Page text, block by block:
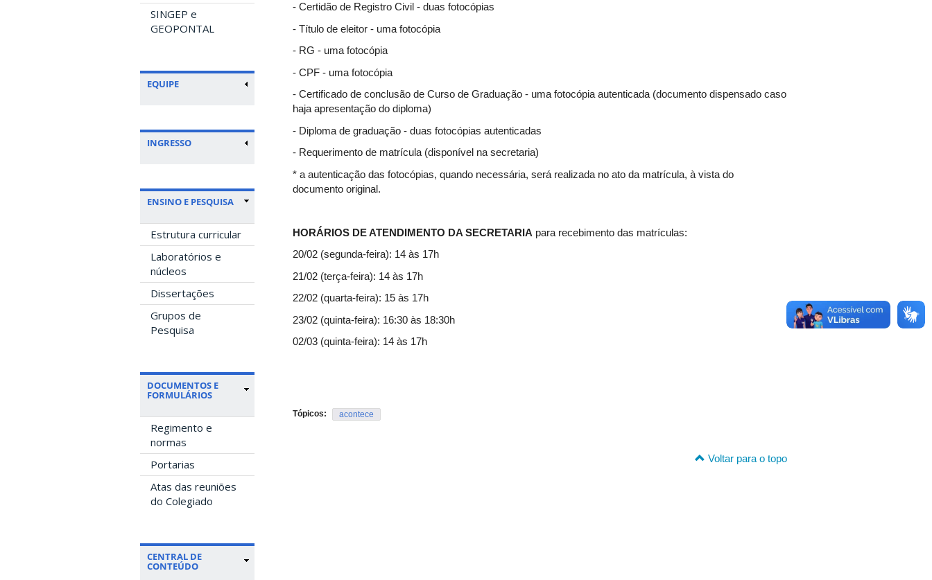
SINGEP e
GEOPONTAL
EQUIPE
INGRESSO
ENSINO E PESQUISA
Estrutura curricular
Laboratórios e
núcleos
Dissertações
Grupos de
Pesquisa
DOCUMENTOS E
FORMULÁRIOS
Regimento e
normas
Portarias
Atas das reuniões
do Colegiado
CENTRAL DE
CONTEÚDO
- Certidão de Registro Civil - duas fotocópias
- Título de eleitor - uma fotocópia
- RG - uma fotocópia
- CPF - uma fotocópia
- Certificado de conclusão de Curso de Graduação - uma fotocópia autenticada (documento dispensado caso
haja apresentação do diploma)
- Diploma de graduação - duas fotocópias autenticadas
- Requerimento de matrícula (disponível na secretaria)
* a autenticação das fotocópias, quando necessária, será realizada no ato da matrícula, à vista do
documento original.
HORÁRIOS DE ATENDIMENTO DA SECRETARIA para recebimento das matrículas:
20/02 (segunda-feira): 14 às 17h
21/02 (terça-feira): 14 às 17h
22/02 (quarta-feira): 15 às 17h
23/02 (quinta-feira): 16:30 às 18:30h
02/03 (quinta-feira): 14 às 17h
Tópicos: acontece
Voltar para o topo